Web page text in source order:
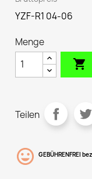
YZF-R1 04-06
Menge

Teilen
GEBÜHRENFREI